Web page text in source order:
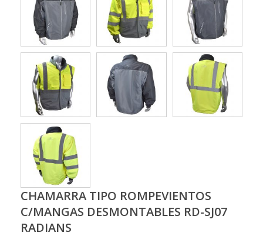
CHAMARRA TIPO ROMPEVIENTOS
C/MANGAS DESMONTABLES RD-SJ07
RADIANS